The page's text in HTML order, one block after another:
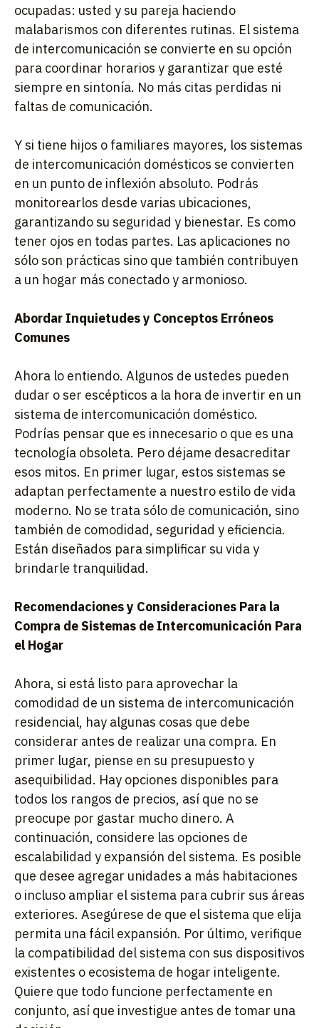
ocupadas: usted y su pareja haciendo
malabarismos con diferentes rutinas. El sistema
de intercomunicación se convierte en su opción
para coordinar horarios y garantizar que esté
siempre en sintonía. No más citas perdidas ni
faltas de comunicación.
Y si tiene hijos o familiares mayores, los sistemas
de intercomunicación domésticos se convierten
en un punto de inflexión absoluto. Podrás
monitorearlos desde varias ubicaciones,
garantizando su seguridad y bienestar. Es como
tener ojos en todas partes. Las aplicaciones no
sólo son prácticas sino que también contribuyen
a un hogar más conectado y armonioso.
Abordar Inquietudes y Conceptos Erróneos
Comunes
Ahora lo entiendo. Algunos de ustedes pueden
dudar o ser escépticos a la hora de invertir en un
sistema de intercomunicación doméstico.
Podrías pensar que es innecesario o que es una
tecnología obsoleta. Pero déjame desacreditar
esos mitos. En primer lugar, estos sistemas se
adaptan perfectamente a nuestro estilo de vida
moderno. No se trata sólo de comunicación, sino
también de comodidad, seguridad y eficiencia.
Están diseñados para simplificar su vida y
brindarle tranquilidad.
Recomendaciones y Consideraciones Para la
Compra de Sistemas de Intercomunicación Para
el Hogar
Ahora, si está listo para aprovechar la
comodidad de un sistema de intercomunicación
residencial, hay algunas cosas que debe
considerar antes de realizar una compra. En
primer lugar, piense en su presupuesto y
asequibilidad. Hay opciones disponibles para
todos los rangos de precios, así que no se
preocupe por gastar mucho dinero. A
continuación, considere las opciones de
escalabilidad y expansión del sistema. Es posible
que desee agregar unidades a más habitaciones
o incluso ampliar el sistema para cubrir sus áreas
exteriores. Asegúrese de que el sistema que elija
permita una fácil expansión. Por último, verifique
la compatibilidad del sistema con sus dispositivos
existentes o ecosistema de hogar inteligente.
Quiere que todo funcione perfectamente en
conjunto, así que investigue antes de tomar una